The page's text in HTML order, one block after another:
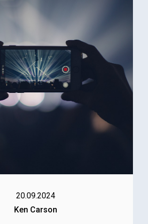
20.09.2024
Ken Carson